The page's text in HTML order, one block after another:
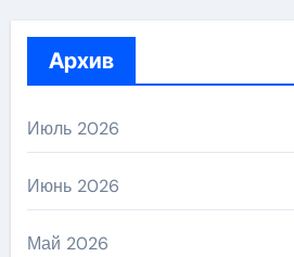
Архив
Июль 2026
Июнь 2026
Май 2026